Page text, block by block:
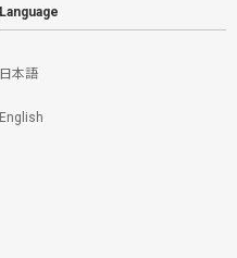
Language
日本語
English